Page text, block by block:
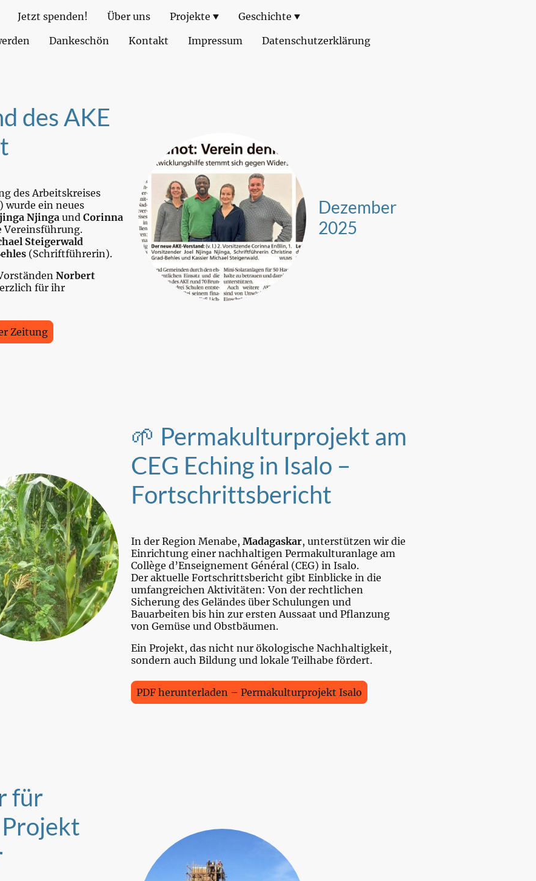
Jetzt spenden! Über uns Projekte
Geschichte
Dankeschön Kontakt Impressum Datenschutzerklärung
des AKE
des Arbeitskreises
wurde ein neues
Njinga und Corinna
Steigerwald
(Schriftführerin).
Norbert
für ihr
Zeitung
Dezember
2025
🌱 Permakulturprojekt am
CEG Eching in Isalo –
Fortschrittsbericht
In der Region Menabe, Madagaskar, unterstützen wir die
Einrichtung einer nachhaltigen Permakulturanlage am
Collège d’Enseignement Général (CEG) in Isalo.
Der aktuelle Fortschrittsbericht gibt Einblicke in die
umfangreichen Aktivitäten: Von der rechtlichen
Sicherung des Geländes über Schulungen und
Bauarbeiten bis hin zur ersten Aussaat und Pflanzung
von Gemüse und Obstbäumen.
Ein Projekt, das nicht nur ökologische Nachhaltigkeit,
sondern auch Bildung und lokale Teilhabe fördert.
PDF herunterladen – Permakulturprojekt Isalo
für